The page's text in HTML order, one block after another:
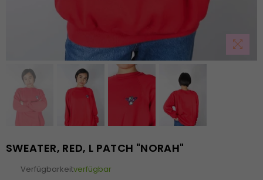
SWEATER, RED, L PATCH "NORAH"
Verfügbarkeitverfügbar